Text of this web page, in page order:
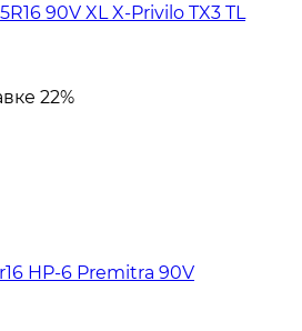
90V XL X-Privilo TX3 TL
22%
HP-6 Premitra 90V